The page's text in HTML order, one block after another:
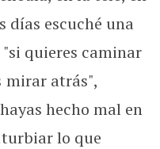
días escuché una
quieres caminar
mirar atrás",
hecho mal en
lo que